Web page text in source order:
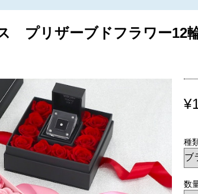
プリザーブドフラワー12
種
数